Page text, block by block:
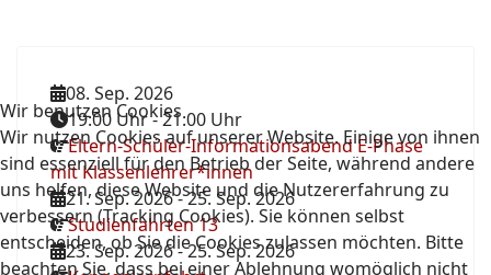
08. Sep. 2026
19:00 Uhr-21:00 Uhr
Eltern-Schüler-Informationsabend E-Phase
mit Klassenlehrer*innen
21. Sep. 2026-25. Sep. 2026
Studienfahrten 13
23. Sep. 2026-25. Sep. 2026
Wir benutzen Cookies
Wir nutzen Cookies auf unserer Website. Einige von ihnen
sind essenziell für den Betrieb der Seite, während andere
uns helfen, diese Website und die Nutzererfahrung zu
verbessern (Tracking Cookies). Sie können selbst
entscheiden, ob Sie die Cookies zulassen möchten. Bitte
beachten Sie, dass bei einer Ablehnung womöglich nicht